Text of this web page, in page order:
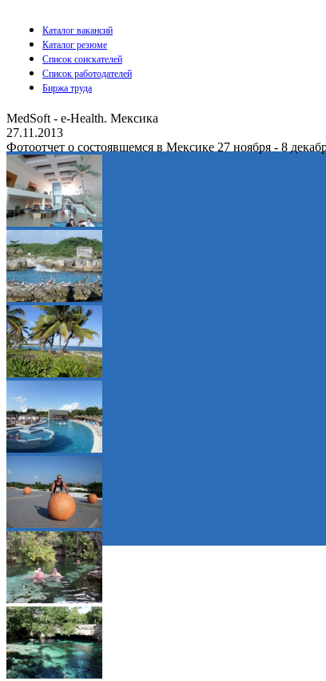
Каталог вакансий
Каталог резюме
Список соискателей
Список работодателей
Биржа труда
MedSoft - e-Health. Мексика
27.11.2013
Фотоотчет о состоявшемся в Мексике 27 ноября - 8